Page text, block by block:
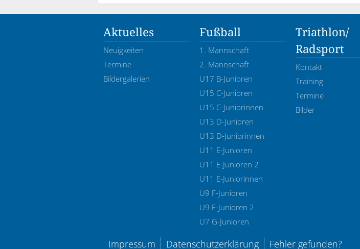
Aktuelles
Neuigkeiten
Termine
Bildergalerien
Fußball
1. Mannschaft
2. Mannschaft
U17 B-Junioren
U15 C-Junioren
U15 C-Juniorinnen
U13 D-Junioren
U13 D-Juniorinnen
U11 E-Junioren
U11 E-Junioren 2
U11 E-Juniorinnen
U9 F-Junioren
U9 F-Junioren 2
U7 G-Junioren
Triathlon/
Radsport
Kontakt
Training
Termine
Bilder
Impressum Datenschutzerklärung Fehler gefunden?